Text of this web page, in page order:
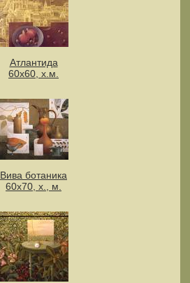
Атлантида
60х60, х.м.
Вива ботаника
60х70, х., м.